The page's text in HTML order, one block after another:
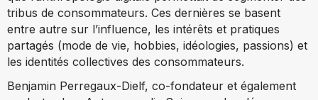
tribus de consommateurs. Ces dernières se basent
entre autre sur l’influence, les intérêts et pratiques
partagés (mode de vie, hobbies, idéologies, passions) et
les identités collectives des consommateurs.
Benjamin Perregaux-Dielf, co-fondateur et également